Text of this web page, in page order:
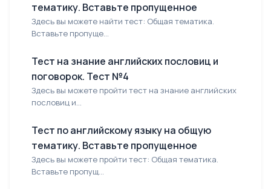
тематику. Вставьте пропущенное
Здесь вы можете найти тест: Общая тематика.
Вставьте пропуще...
Тест на знание английских пословиц и
поговорок. Тест №4
Здесь вы можете пройти тест на знание английских
пословиц и...
Тест по английскому языку на общую
тематику. Вставьте пропущенное
Здесь вы можете пройти тест: Общая тематика.
Вставьте пропущ...